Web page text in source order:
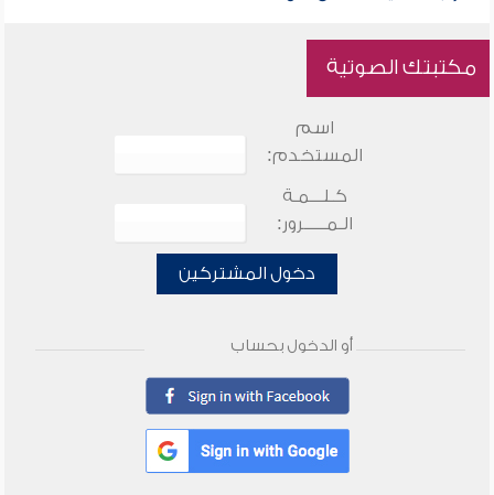
مكتبتك الصوتية
اسم
المستخدم:
كـلـــمـة
الـمـــــرور:
دخول المشتركين
أو الدخول بحساب